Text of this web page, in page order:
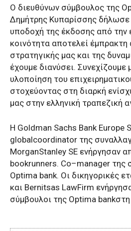
Ο διευθύνων σύμβουλος της
Δημήτρης Κυπαρίσσης δήλωσε
υποδοχή της έκδοσης από την
κοινότητα αποτελεί
στρατηγικής μας και της
έχουμε διανύσει. Συνεχίζουμε
υλοποίηση του
στοχεύοντας στη διαρκή
μας στην ελληνική τραπεζική
Η Goldman Sachs Bank Europe
globalcoordinator της
MorganStanley SE ενήργησαν
bookrunners. Co–manager της
Optima bank. Οι δικηγορικές
και Bernitsas LawFirm
σύμβουλοι της Optima bank